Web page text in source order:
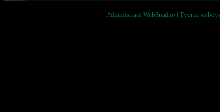
Administrace WebSnadno | Tvorba